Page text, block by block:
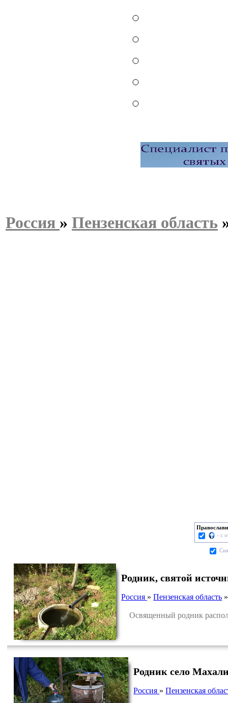
Россия » Пензенская область
- с
Родник, святой
Россия »Пензенская область
Освященный родник
Родник село
Россия »Пензенская